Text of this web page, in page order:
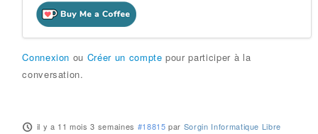
Connexion ou Créer un compte pour participer à la
conversation.
il y a 11 mois 3 semaines #18815 par Sorgin Informatique Libre